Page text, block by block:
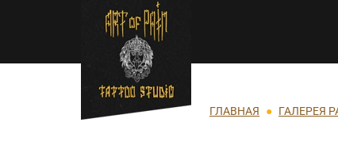
Перейти к основному содержанию
Строка ГЛАВНАЯ ГАЛЕРЕЯ